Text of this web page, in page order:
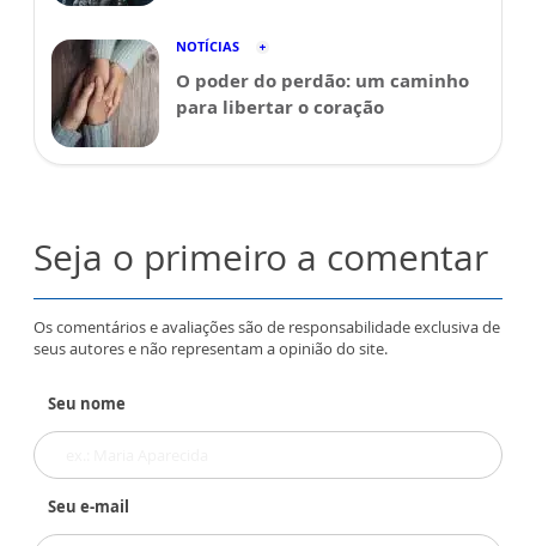
NOTÍCIAS
O poder do perdão: um caminho
para libertar o coração
Seja o primeiro a comentar
Os comentários e avaliações são de responsabilidade exclusiva de
seus autores e não representam a opinião do site.
Seu nome
Seu e-mail